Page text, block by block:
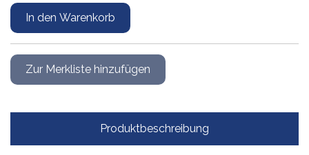
Produktbeschreibung